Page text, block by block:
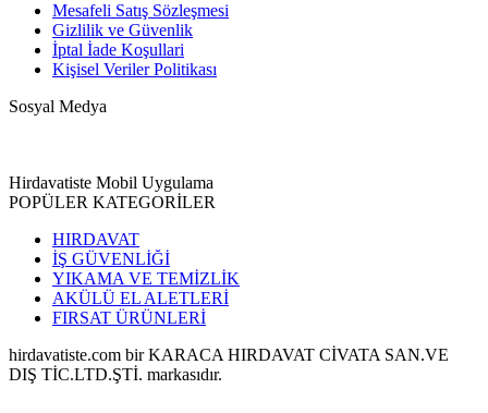
Mesafeli Satış Sözleşmesi
Gizlilik ve Güvenlik
İptal İade Koşullari
Kişisel Veriler Politikası
Sosyal Medya
Hirdavatiste Mobil Uygulama
POPÜLER KATEGORİLER
HIRDAVAT
İŞ GÜVENLİĞİ
YIKAMA VE TEMİZLİK
AKÜLÜ EL ALETLERİ
FIRSAT ÜRÜNLERİ
hirdavatiste.com bir KARACA HIRDAVAT CİVATA SAN.VE
DIŞ TİC.LTD.ŞTİ. markasıdır.